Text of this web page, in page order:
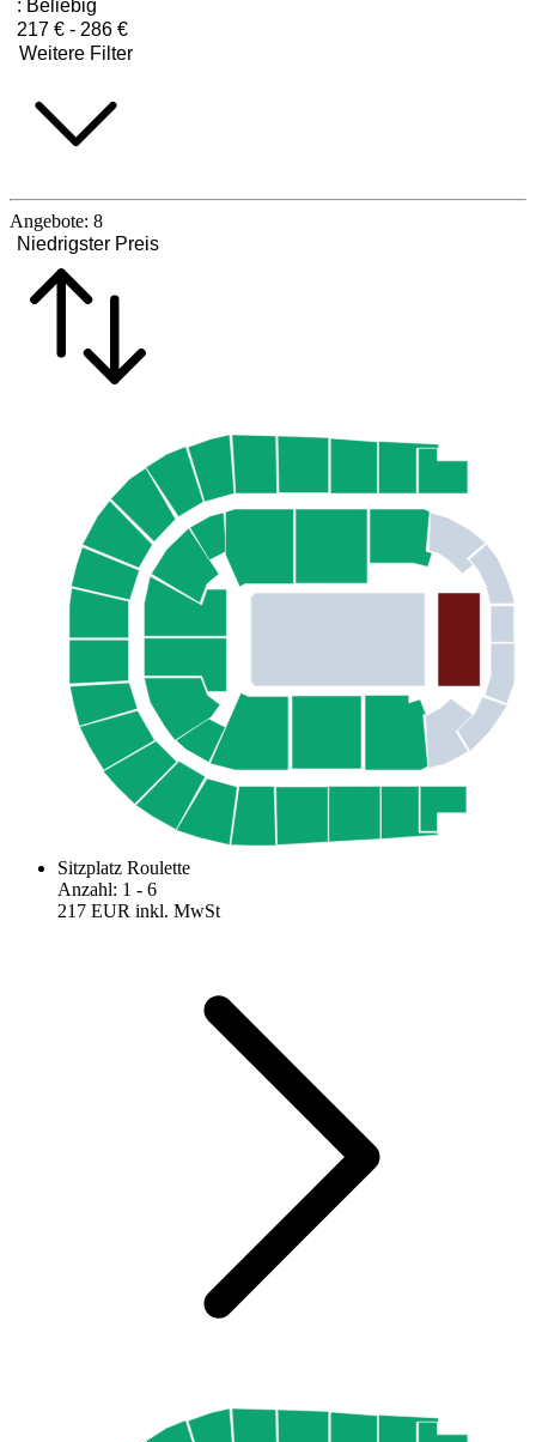
: Beliebig
217 € - 286 €
Weitere Filter
Angebote: 8
Niedrigster Preis
Sitzplatz Roulette
Anzahl: 1 - 6
217 EUR inkl. MwSt